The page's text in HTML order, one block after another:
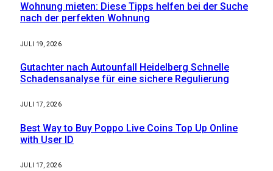
Wohnung mieten: Diese Tipps helfen bei der Suche
nach der perfekten Wohnung
JULI 19, 2026
Gutachter nach Autounfall Heidelberg Schnelle
Schadensanalyse für eine sichere Regulierung
JULI 17, 2026
Best Way to Buy Poppo Live Coins Top Up Online
with User ID
JULI 17, 2026